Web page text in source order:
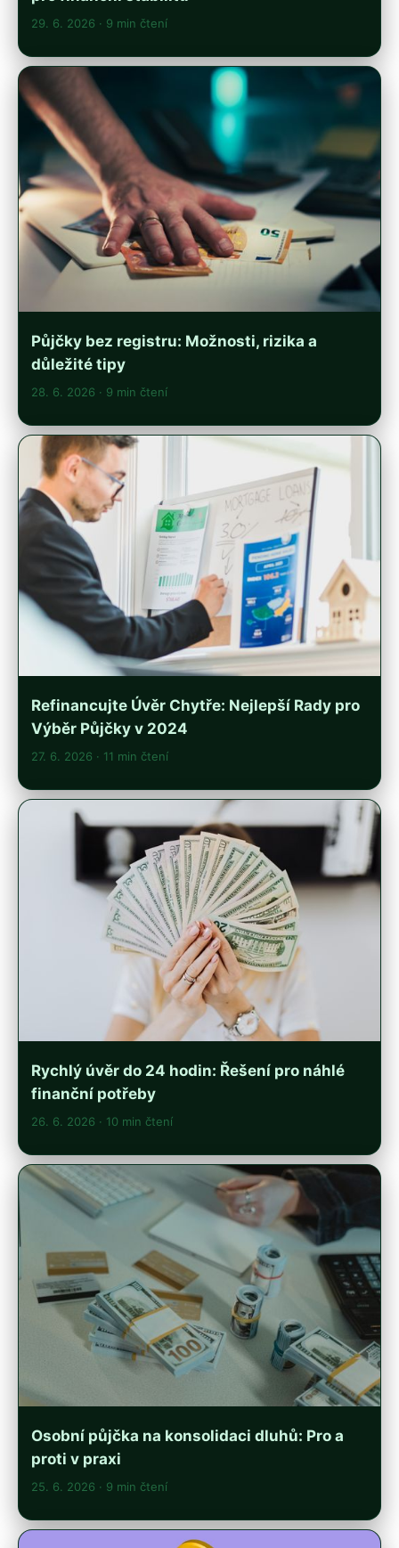
29. 6. 2026 · 9 min čtení
Půjčky bez registru: Možnosti, rizika a
důležité tipy
28. 6. 2026 · 9 min čtení
Refinancujte Úvěr Chytře: Nejlepší Rady pro
Výběr Půjčky v 2024
27. 6. 2026 · 11 min čtení
Rychlý úvěr do 24 hodin: Řešení pro náhlé
finanční potřeby
26. 6. 2026 · 10 min čtení
Osobní půjčka na konsolidaci dluhů: Pro a
proti v praxi
25. 6. 2026 · 9 min čtení